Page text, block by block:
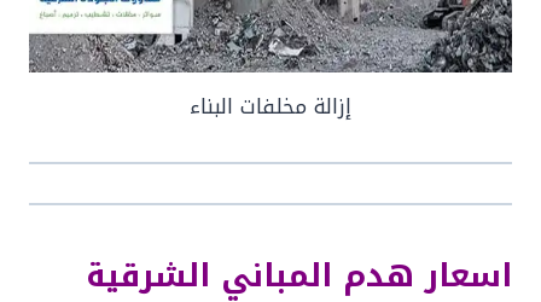
إزالة مخلفات البناء
اسعار هدم المباني الشرقية